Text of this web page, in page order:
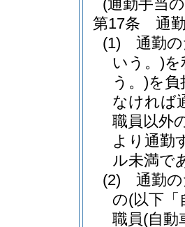
(通勤手当
第17条
通
(1)
通勤
いう。)を
う。)を
なければ
職員以外
より通勤
ル未満で
(2)
通勤
の(以下「
職員(自動